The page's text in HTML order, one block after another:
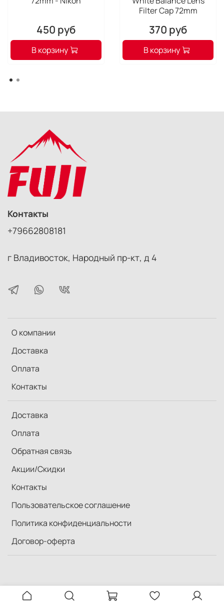
450 руб
В корзину
Filter Cap 72mm
370 руб
В корзину
О компании
Доставка
Оплата
Контакты
Доставка
Оплата
Обратная связь
Акции/Скидки
Контакты
Пользовательское соглашение
Политика конфиденциальности
Договор-оферта
Контакты
+79662808181
г Владивосток, Народный пр-кт, д 4